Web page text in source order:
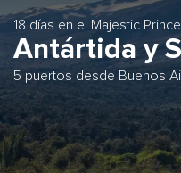
18 días en el Majestic
Antártida y
5 puertos desde Buenos